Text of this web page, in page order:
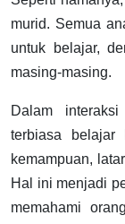
murid. Semua
untuk belajar,
masing-masing.
Dalam
terbiasa belajar
kemampuan,
Hal ini menjadi
memahami